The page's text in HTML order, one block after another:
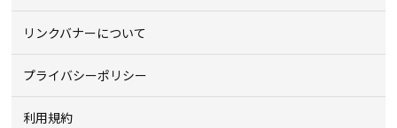
リンクバナーについて
プライバシーポリシー
利用規約